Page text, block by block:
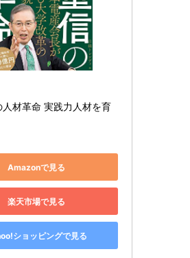
人材革命 実践力人材を育
Amazonで見る
楽天市場で見る
ショッピングで見る